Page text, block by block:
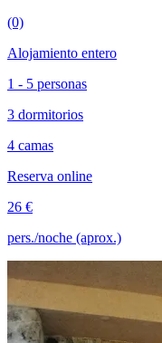
(0)
Alojamiento entero
1 - 5 personas
3 dormitorios
4 camas
Reserva online
26 €
pers./noche (aprox.)